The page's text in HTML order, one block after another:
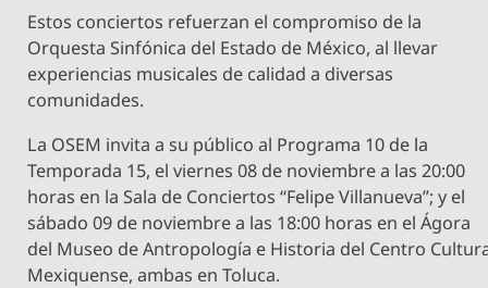
Estos conciertos refuerzan el compromiso de la
Orquesta Sinfónica del Estado de México, al llevar
experiencias musicales de calidad a diversas
comunidades.
La OSEM invita a su público al Programa 10 de la
Temporada 15, el viernes 08 de noviembre a las 20:00
horas en la Sala de Conciertos “Felipe Villanueva”; y el
sábado 09 de noviembre a las 18:00 horas en el Ágora
del Museo de Antropología e Historia del Centro
Mexiquense, ambas en Toluca.